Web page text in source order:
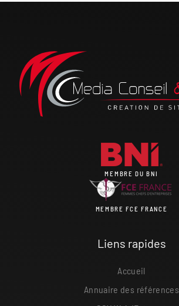
MEMBRE DU BNI
MEMBRE FCE FRANCE
Liens rapides
Accueil
Annuaire des références